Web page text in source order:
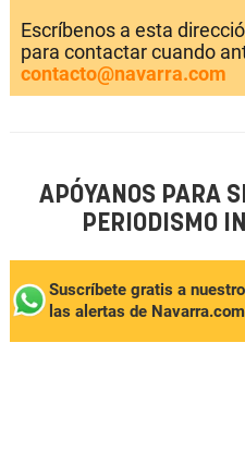
Escríbenos a esta
para contactar cuando
contacto@navarra.com
APÓYANOS PARA
PERIODISMO
Suscríbete gratis a
las alertas de Navarra.com